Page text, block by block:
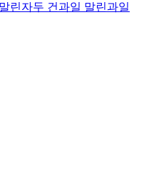
린자두 건과일 말린과일